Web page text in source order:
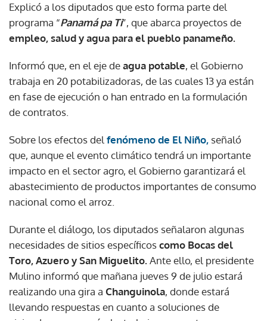
Explicó a los diputados que esto forma parte del
programa “Panamá pa Ti”, que abarca proyectos de
empleo, salud y agua para el pueblo panameño.
Informó que, en el eje deagua potable, el Gobierno
trabaja en 20 potabilizadoras, de las cuales 13 ya están
en fase de ejecución o han entrado en la formulación
de contratos.
Sobre los efectos del fenómeno de El Niño, señaló
que, aunque el evento climático tendrá un importante
impacto en el sector agro, el Gobierno garantizará el
abastecimiento de productos importantes de consumo
nacional como el arroz.
Durante el diálogo, los diputados señalaron algunas
necesidades de sitios específicoscomo Bocas del
Toro, Azuero y San Miguelito.Ante ello, el presidente
Mulino informó que mañana jueves 9 de julio estará
realizando una gira a Changuinola, donde estará
llevando respuestas en cuanto a soluciones de